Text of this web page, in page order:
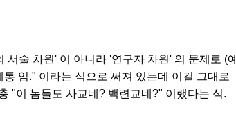
술 차원' 이 아니라 '연구자 차원' 의 문제로 (예
임." 이라는 식으로 써져 있는데 이걸 그대로
"이 놈들도 사교네? 백련교네?" 이랬다는 식.